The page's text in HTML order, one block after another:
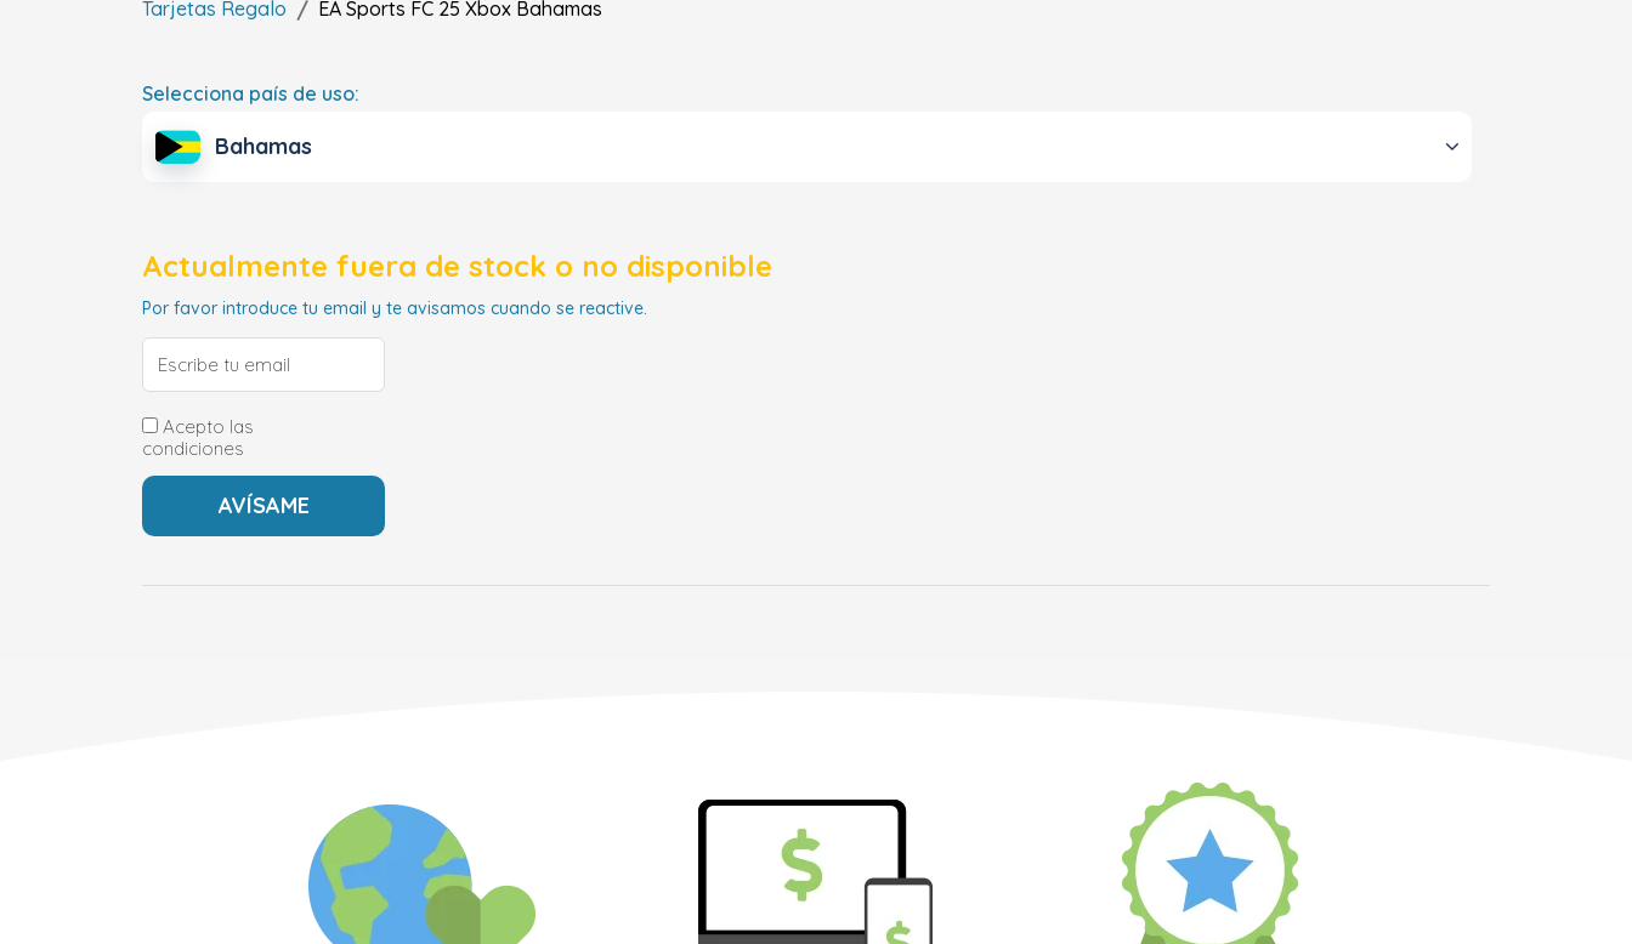
Tarjetas Regalo EA Sports FC 25 Xbox Bahamas
Selecciona país de uso:
Bahamas
Actualmente fuera de stock o no disponible
Por favor introduce tu email y te avisamos cuando se reactive.
Acepto las
condiciones